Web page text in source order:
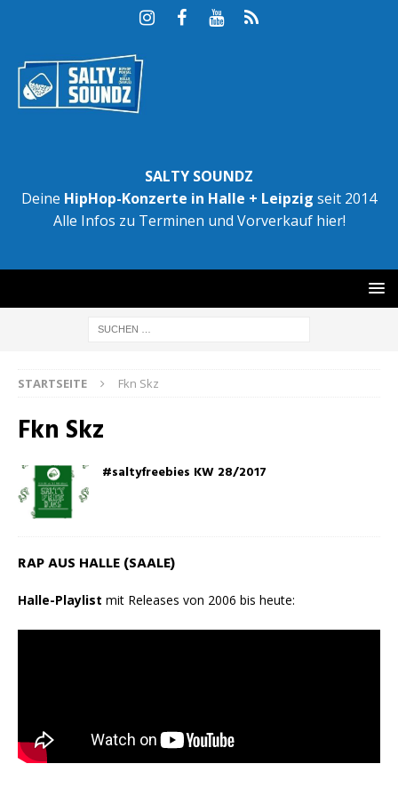
SALTY SOUNDZ
Deine HipHop-Konzerte in Halle + Leipzig seit 2014
Alle Infos zu Terminen und Vorverkauf hier!
STARTSEITE Fkn Skz
Fkn Skz
#saltyfreebies KW 28/2017
RAP AUS HALLE (SAALE)
Halle-Playlist mit Releases von 2006 bis heute: